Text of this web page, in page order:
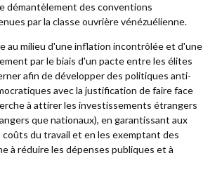
démantèlement des conventions
par la classe ouvrière vénézuélienne.
au milieu d'une inflation incontrôlée et d'une
par le biais d'un pacte entre les élites
afin de développer des politiques anti-
avec la justification de faire face
à attirer les investissements étrangers
que nationaux), en garantissant aux
du travail et en les exemptant des
à réduire les dépenses publiques et à